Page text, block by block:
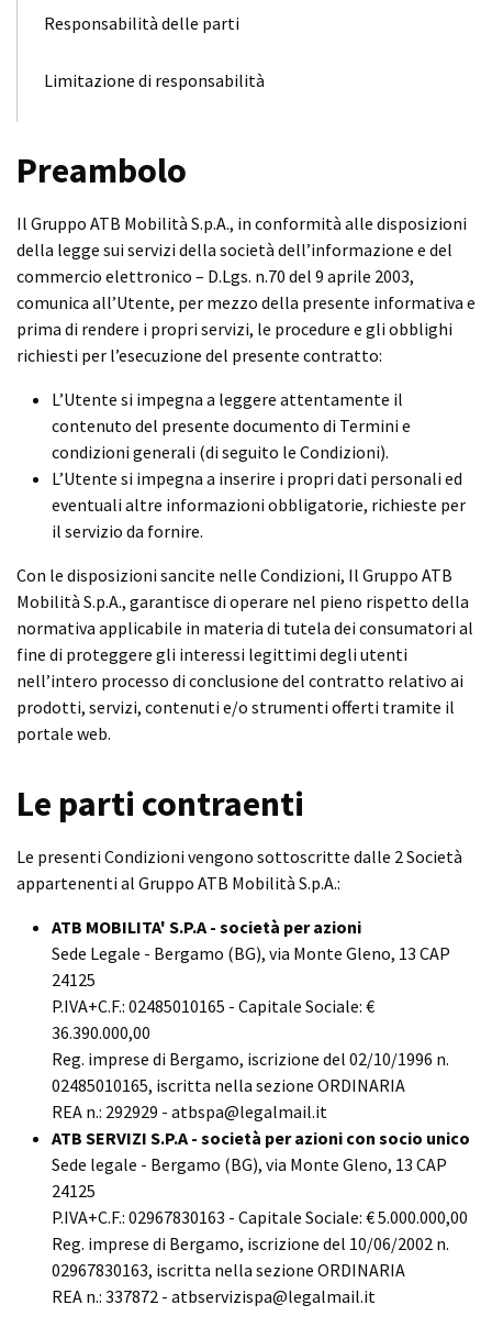
Responsabilità delle parti
Limitazione di responsabilità
Preambolo
Il Gruppo ATB Mobilità S.p.A., in conformità alle disposizioni
della legge sui servizi della società dell’informazione e del
commercio elettronico – D.Lgs. n.70 del 9 aprile 2003,
comunica all’Utente, per mezzo della presente informativa e
prima di rendere i propri servizi, le procedure e gli obblighi
richiesti per l’esecuzione del presente contratto:
L’Utente si impegna a leggere attentamente il
contenuto del presente documento di Termini e
condizioni generali (di seguito le Condizioni).
L’Utente si impegna a inserire i propri dati personali ed
eventuali altre informazioni obbligatorie, richieste per
il servizio da fornire.
Con le disposizioni sancite nelle Condizioni, Il Gruppo ATB
Mobilità S.p.A., garantisce di operare nel pieno rispetto della
normativa applicabile in materia di tutela dei consumatori al
fine di proteggere gli interessi legittimi degli utenti
nell’intero processo di conclusione del contratto relativo ai
prodotti, servizi, contenuti e/o strumenti offerti tramite il
portale web.
Le parti contraenti
Le presenti Condizioni vengono sottoscritte dalle 2 Società
appartenenti al Gruppo ATB Mobilità S.p.A.:
ATB MOBILITA' S.P.A - società per azioni
Sede Legale - Bergamo (BG), via Monte Gleno, 13 CAP
24125
P.IVA+C.F.: 02485010165 - Capitale Sociale: €
36.390.000,00
Reg. imprese di Bergamo, iscrizione del 02/10/1996 n.
02485010165, iscritta nella sezione ORDINARIA
REA n.: 292929 - atbspa@legalmail.it
ATB SERVIZI S.P.A - società per azioni con socio unico
Sede legale - Bergamo (BG), via Monte Gleno, 13 CAP
24125
P.IVA+C.F.: 02967830163 - Capitale Sociale: € 5.000.000,00
Reg. imprese di Bergamo, iscrizione del 10/06/2002 n.
02967830163, iscritta nella sezione ORDINARIA
REA n.: 337872 - atbservizispa@legalmail.it